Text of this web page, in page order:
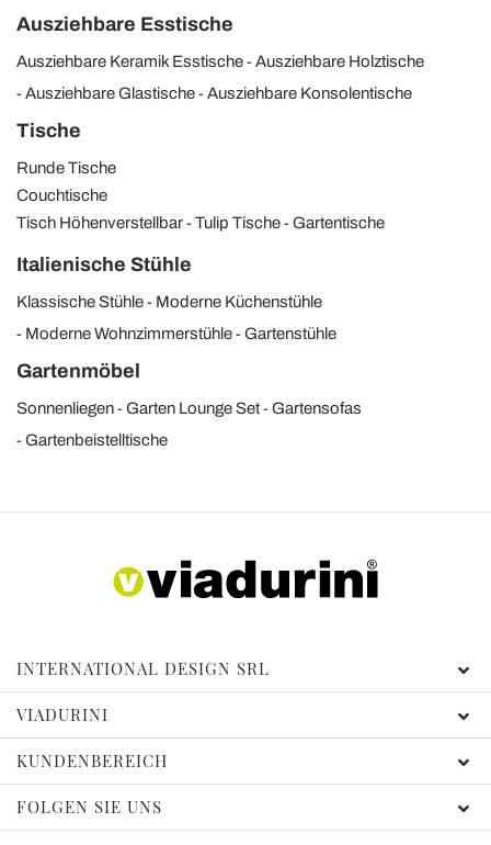
Ausziehbare Esstische
Ausziehbare Keramik Esstische
Ausziehbare Holztische
Ausziehbare Glastische
Ausziehbare Konsolentische
Tische
Runde Tische
Couchtische
Tisch Höhenverstellbar
Tulip Tische Gartentische
Italienische Stühle
Klassische Stühle
Moderne Küchenstühle
Moderne Wohnzimmerstühle
Gartenstühle
Gartenmöbel
Sonnenliegen Garten Lounge Set
Gartensofas
Gartenbeistelltische
INTERNATIONAL DESIGN SRL
VIADURINI
KUNDENBEREICH
FOLGEN SIE UNS